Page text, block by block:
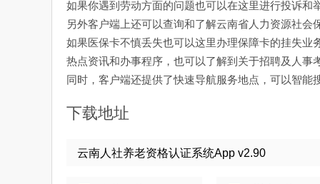
如果你遇到劳动方面的问题也可以在这里进行投诉和
另外客户端上还可以查询和了解云南省人力资源社会
如果医保卡不慎丢失也可以这里办理保障卡的挂失业
热点资讯和办事程序，也可以了解到关于招聘及人事
同时，客户端还提供了快速导航服务地点，可以智能
下载地址
云南人社养老资格认证系统App v2.90